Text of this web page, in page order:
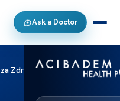
Ask a Doctor
Zdravlje